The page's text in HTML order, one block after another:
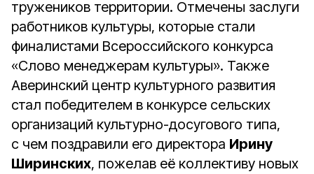
тружеников территории. Отмечены заслуги
работников культуры, которые стали
финалистами Всероссийского конкурса
«Слово менеджерам культуры». Также
Аверинский центр культурного развития
стал победителем в конкурсе сельских
организаций культурно-досугового типа,
с чем поздравили его директора Ирину
Ширинских, пожелав её коллективу новых